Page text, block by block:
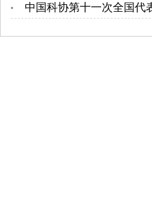
中国科协第十一次全国代